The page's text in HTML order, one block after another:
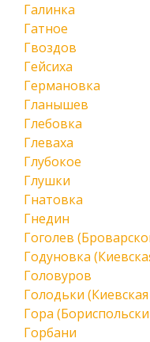
Галинка
Гатное
Гвоздов
Гейсиха
Германовка
Гланышев
Глебовка
Глеваха
Глубокое
Глушки
Гнатовка
Гнедин
Гоголев
Годуновка
Головуров
Голодьки (Киевская
Гора
Горбани